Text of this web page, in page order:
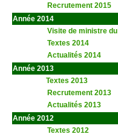
Recrutement 2015
Année 2014
Visite de ministre
Textes 2014
Actualités 2014
Année 2013
Textes 2013
Recrutement 2013
Actualités 2013
Année 2012
Textes 2012